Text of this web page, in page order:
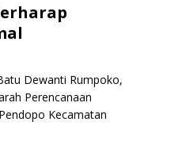
Dewanti Rumpoko,
Perencanaan
Kecamatan